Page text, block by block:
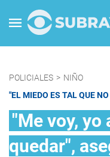
POLICIALES > NIÑO
"EL MIEDO ES TAL QUE
"Me voy, yo
quedar",